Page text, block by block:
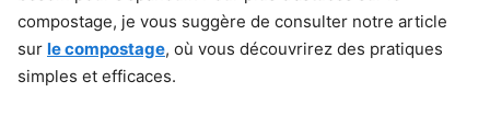
compostage, je vous suggère de consulter notre article
sur le compostage, où vous découvrirez des pratiques
simples et efficaces.